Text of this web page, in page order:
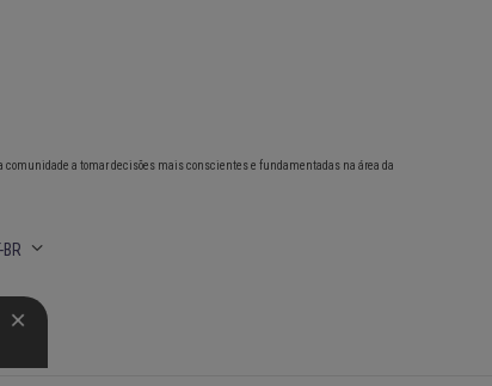
comunidade a tomar decisões mais conscientes e fundamentadas na área da
BR